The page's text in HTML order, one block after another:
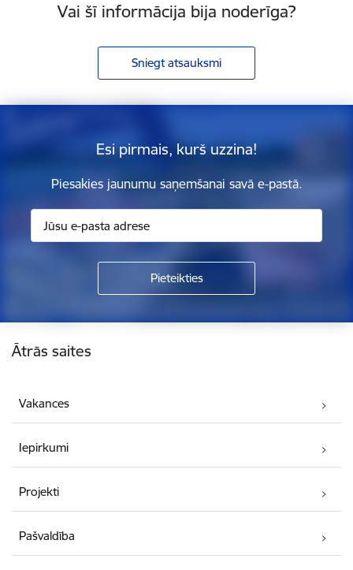
Vai šī informācija bija noderīga?
Sniegt atsauksmi
Esi pirmais, kurš uzzina!
Piesakies jaunumu saņemšanai savā e-pastā.
Ātrās saites
Vakances
Iepirkumi
Projekti
Pašvaldība